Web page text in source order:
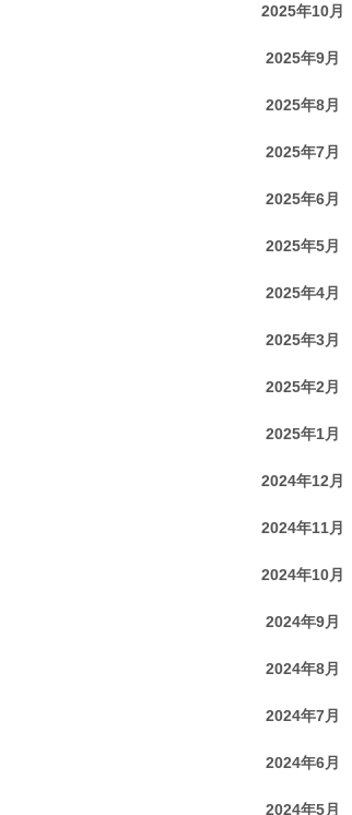
2025年10月
2025年9月
2025年8月
2025年7月
2025年6月
2025年5月
2025年4月
2025年3月
2025年2月
2025年1月
2024年12月
2024年11月
2024年10月
2024年9月
2024年8月
2024年7月
2024年6月
2024年5月